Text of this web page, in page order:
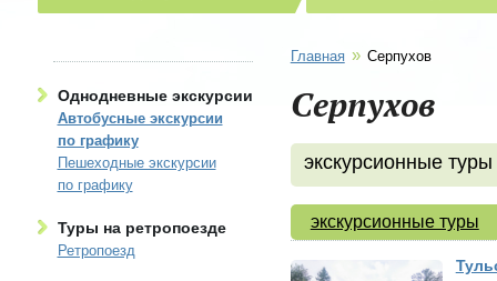
Однодневные экскурсии
Автобусные экскурсии
по графику
Пешеходные экскурсии
по графику
Туры на ретропоезде
Ретропоезд
Главная » Серпухов
Серпухов
экскурсионные туры
экскурсионные туры